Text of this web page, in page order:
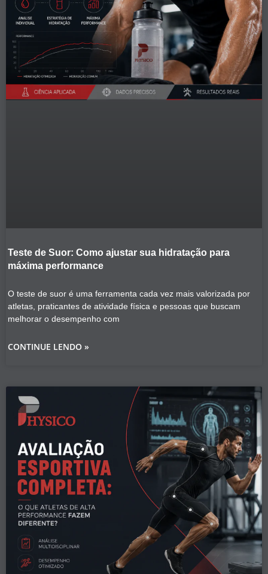
Teste de Suor: Como ajustar sua hidratação para
máxima performance
O teste de suor é uma ferramenta cada vez mais valorizada por
atletas, praticantes de atividade física e pessoas que buscam
melhorar o desempenho com
CONTINUE LENDO »